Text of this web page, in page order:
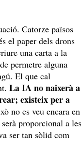
Catorze països
el paper dels drons
una carta a la
permetre alguna
El que cal
La IA no naixerà a
existeix per a
no es veu encara en
proporcional a les
ser tan sòlid com